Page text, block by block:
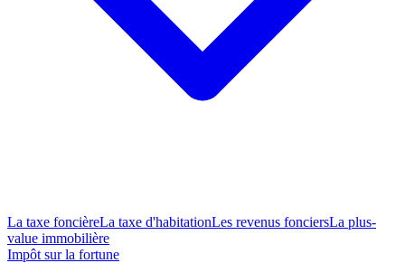
La taxe foncièreLa taxe d'habitationLes revenus fonciersLa plus-
value immobilière
Impôt sur la fortune